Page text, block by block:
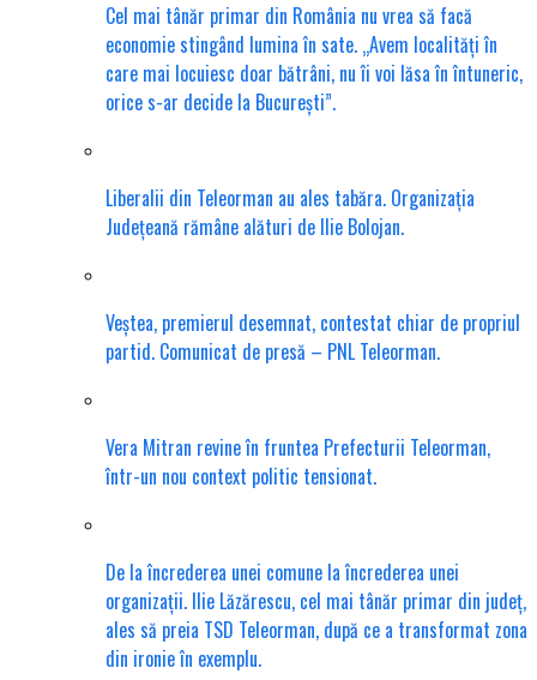
Cel mai tânăr primar din România nu vrea să facă
economie stingând lumina în sate. „Avem localități în
care mai locuiesc doar bătrâni, nu îi voi lăsa în întuneric,
orice s-ar decide la București”.
Liberalii din Teleorman au ales tabăra. Organizația
Județeană rămâne alături de Ilie Bolojan.
Veștea, premierul desemnat, contestat chiar de propriul
partid. Comunicat de presă – PNL Teleorman.
Vera Mitran revine în fruntea Prefecturii Teleorman,
într-un nou context politic tensionat.
De la încrederea unei comune la încrederea unei
organizații. Ilie Lăzărescu, cel mai tânăr primar din județ,
ales să preia TSD Teleorman, după ce a transformat zona
din ironie în exemplu.